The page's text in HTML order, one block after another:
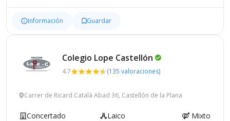
Información Guardar
Colegio Lope Castellón
4.7 (135 valoraciones)
Carrer de Ricard Català Abad 36, Castellón de la Plana
Concertado Laico
Mixto